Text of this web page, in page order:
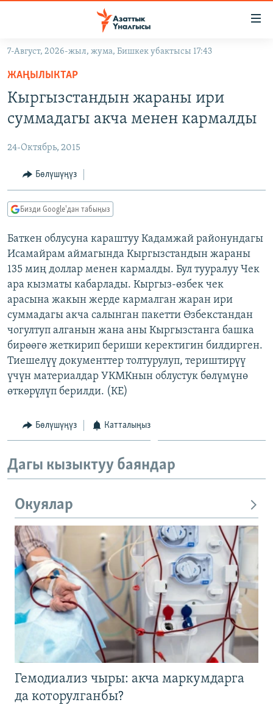
Навигацияга
өтүңүз
Издөөгө
салыңызКЫРГЫЗСТАН
ЭКОНОМИКА
МАДАНИЯТ
ДҮЙНӨ
БОРБОР АЗИЯ
УКРАИНА
АТАЙЫН ИЛИКТӨӨ
ТВ ПРОГРАММАЛАР
ЭКСПЕРТТЕР ТАЛДАЙТ
БИЗ ЖАНА ДҮЙНӨ
ДАНИСТЕ
ЭЖЕ-СИҢДИЛЕР
ЫҢГАЙСЫЗ СУРООЛОР
ӨЗГӨЧӨ ПИКИР
Русский
ОНЛАЙН ШЕРИНЕ
ЭЕ/АРнун бардык сайттары
7-Август, 2026-жыл, жума, Бишкек убактысы 17:43
ЖАҢЫЛЫКТАР
Кыргызстандын жараны ири
суммадагы акча менен кармалды
24-Октябрь, 2015
Бөлүшүңүз
Бизди Google'дан табыңыз
Баткен облусуна караштуу Кадамжай районундагы
Исамайрам аймагында Кыргызстандын жараны
135 миң доллар менен кармалды. Бул тууралуу Чек
ара кызматы кабарлады. Кыргыз-өзбек чек
арасына жакын жерде кармалган жаран ири
суммадагы акча салынган пакетти Өзбекстандан
чогултуп алганын жана аны Кыргызстанга башка
бирөөгө жеткирип бериши керектигин билдирген.
Тиешелүү документтер толтурулуп, териштирүү
үчүн материалдар УКМКнын облустук бөлүмүнө
өткөрүлүп берилди. (КЕ)
Бөлүшүңүз Катталыңыз
Дагы кызыктуу баяндар
Окуялар
Гемодиализ чыры: акча маркумдарга
да которулганбы?